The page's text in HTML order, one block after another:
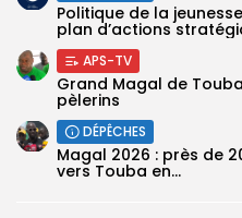
Politique de la
plan d’actions
APS-TV
Grand Magal de
pèlerins
DÉPÊCHES
Magal 2026 : près de
vers Touba en...